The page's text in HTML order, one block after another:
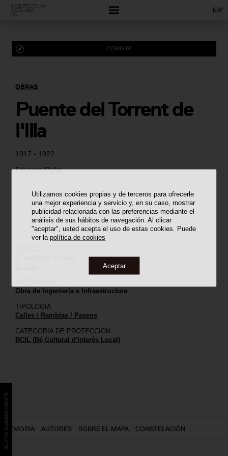
Utilizamos cookies propias y de terceros para ofrecerle
una mejor experiencia y servicio y, en su caso, mostrar
publicidad relacionada con las preferencias mediante el
análisis de sus hábitos de navegación. Al clicar
"aceptar", usted acepta el uso de estas cookies. Puede
ver lapolítica de cookies
Aceptar
ESP
1917 - 1922
Eduardo Peña
OBRAS
Puente del Torrent de
l'Illa
COMO IR
Obra de Ingeniería e Infraestructura
TIPOLOGÍA
Calles / Ramblas / Paseos
CATEGORÍA DE PROTECCIÓN
BCIL (Bé Cultural d'Interès Local)
MEMORIA AUTORES SOBRE EL MAPA CONSTELACIÓN
BÚSTIA SUGGERIMENTS